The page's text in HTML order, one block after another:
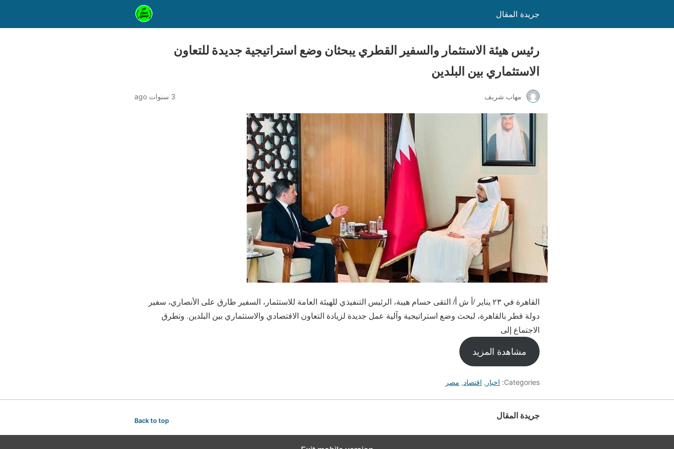
جريدة المقال
رئيس هيئة الاستثمار والسفير القطري يبحثان وضع استراتيجية جديدة للتعاون
الاستثماري بين البلدين
مهاب شريف 3 سنوات ago
القاهرة في ٢٣ يناير /أ ش أ/ التقى حسام هيبة، الرئيس التنفيذي للهيئة العامة للاستثمار، السفير طارق على الأنصاري، سفير
دولة قطر بالقاهرة، لبحث وضع استراتيجية وآلية عمل جديدة لزيادة التعاون الاقتصادي والاستثماري بين البلدين. وتطرق
الاجتماع إلى
مشاهدة المزيد
Categories: اخبار , اقتصاد, مصر
جريدة المقال Back to top